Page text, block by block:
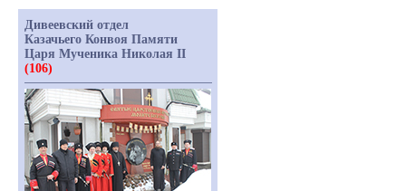
Дивеевский отдел
Казачьего Конвоя Памяти
Царя Мученика Николая II
(106)